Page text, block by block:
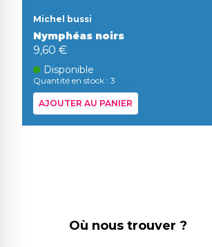
Michel bussi
Nymphéas noirs
9,60 €
Disponible
Quantité en stock : 3
AJOUTER AU PANIER
Où nous trouver ?